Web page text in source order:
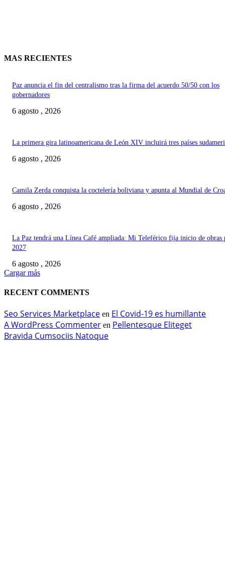
MAS RECIENTES
Paz anuncia el fin del centralismo tras la firma del acuerdo 50/50 con los
gobernadores
6 agosto , 2026
La primera gira latinoamericana de León XIV incluirá tres países
6 agosto , 2026
Camila Zerda conquista la coctelería boliviana y apunta al Mundial de
6 agosto , 2026
La Paz tendrá una Línea Café ampliada: Mi Teleférico fija inicio de obras
2027
6 agosto , 2026
Cargar más
RECENT COMMENTS
Seo Services Marketplace en El Covid-19 es humillante
A WordPress Commenter en Pellentesque Eliteget
Bravida Cumsociis Natoque